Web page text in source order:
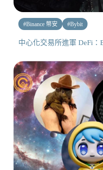
#Binance 幣安 #Bybit
中心化交易所進軍 DeFi：